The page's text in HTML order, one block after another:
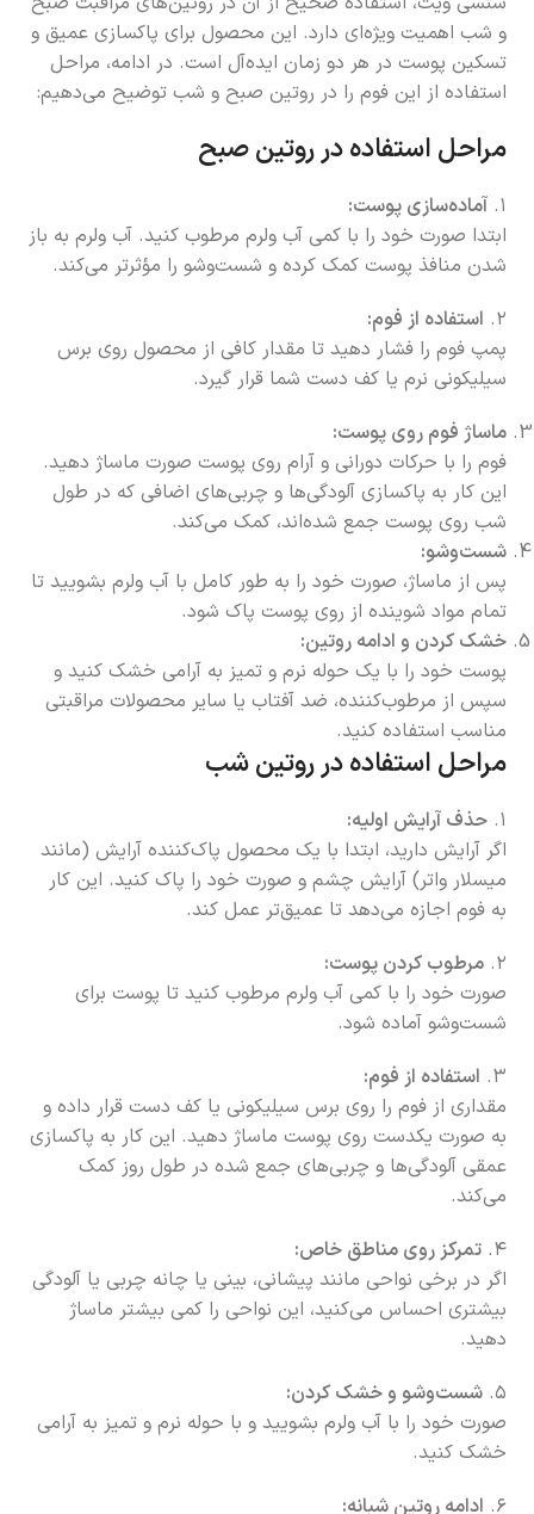
و شب اهمیت ویژه‌ای دارد. این محصول برای پاکسازی عمیق و
تسکین پوست در هر دو زمان ایده‌آل است. در ادامه، مراحل
استفاده از این فوم را در روتین صبح و شب توضیح می‌دهیم:
مراحل استفاده در روتین صبح
۱. آماده‌سازی پوست:
ابتدا صورت خود را با کمی آب ولرم مرطوب کنید. آب ولرم به باز
شدن منافذ پوست کمک کرده و شست‌وشو را مؤثرتر می‌کند.
۲. استفاده از فوم:
پمپ فوم را فشار دهید تا مقدار کافی از محصول روی برس
سیلیکونی نرم یا کف دست شما قرار گیرد.
ماساژ فوم روی پوست:
فوم را با حرکات دورانی و آرام روی پوست صورت ماساژ دهید.
این کار به پاکسازی آلودگی‌ها و چربی‌های اضافی که در طول
شب روی پوست جمع شده‌اند، کمک می‌کند.
شست‌وشو:
پس از ماساژ، صورت خود را به طور کامل با آب ولرم بشویید تا
تمام مواد شوینده از روی پوست پاک شود.
خشک کردن و ادامه روتین:
پوست خود را با یک حوله نرم و تمیز به آرامی خشک کنید و
سپس از مرطوب‌کننده، ضد آفتاب یا سایر محصولات مراقبتی
مناسب استفاده کنید.
مراحل استفاده در روتین شب
۱. حذف آرایش اولیه:
اگر آرایش دارید، ابتدا با یک محصول پاک‌کننده آرایش (مانند
میسلار واتر) آرایش چشم و صورت خود را پاک کنید. این کار
به فوم اجازه می‌دهد تا عمیق‌تر عمل کند.
۲. مرطوب کردن پوست:
صورت خود را با کمی آب ولرم مرطوب کنید تا پوست برای
شست‌وشو آماده شود.
۳. استفاده از فوم:
مقداری از فوم را روی برس سیلیکونی یا کف دست قرار داده و
به صورت یکدست روی پوست ماساژ دهید. این کار به پاکسازی
عمقی آلودگی‌ها و چربی‌های جمع شده در طول روز کمک
می‌کند.
۴. تمرکز روی مناطق خاص:
اگر در برخی نواحی مانند پیشانی، بینی یا چانه چربی یا آلودگی
بیشتری احساس می‌کنید، این نواحی را کمی بیشتر ماساژ
دهید.
۵. شست‌وشو و خشک کردن:
صورت خود را با آب ولرم بشویید و با حوله نرم و تمیز به آرامی
خشک کنید.
۶. ادامه روتین شبانه: